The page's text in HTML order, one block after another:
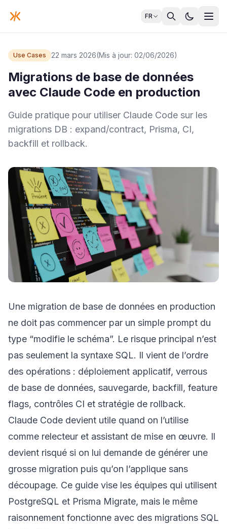
FR
Use Cases 22 mars 2026(Mis à jour: 02/06/2026)
Migrations de base de données
avec Claude Code en production
Guide pratique pour utiliser Claude Code sur les
migrations DB : expand/contract, Prisma, CI,
backfill et rollback.
Une migration de base de données en production
ne doit pas commencer par un simple prompt du
type “modifie le schéma”. Le risque principal n’est
pas seulement la syntaxe SQL. Il vient de l’ordre
des opérations : déploiement applicatif, verrous
de base de données, sauvegarde, backfill, feature
flags, contrôles CI et stratégie de rollback.
Claude Code devient utile quand on l’utilise
comme relecteur et assistant de mise en œuvre. Il
devient risqué si on lui demande de générer une
grosse migration puis qu’on l’applique sans
découpage. Ce guide vise les équipes qui utilisent
PostgreSQL et Prisma Migrate, mais le même
raisonnement fonctionne avec des migrations SQL